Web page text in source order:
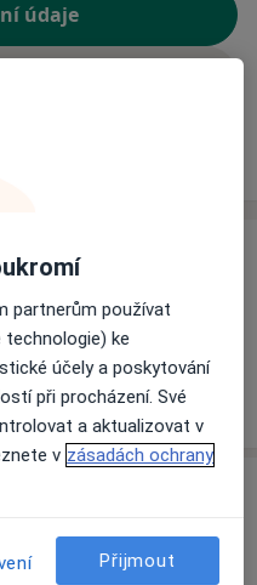
údaje
nejsou k dispozici
žádné informace o
nad Labem
partnerům používat
technologie) ke
účely a poskytování
při procházení. Své
a aktualizovat v
v zásadách ochrany
Přijmout